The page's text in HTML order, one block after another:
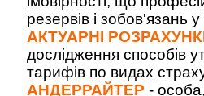
резервів і зобов'язань
АКТУАРНІ
дослідження способів
тарифів по видах
АНДЕРРАЙТЕР -